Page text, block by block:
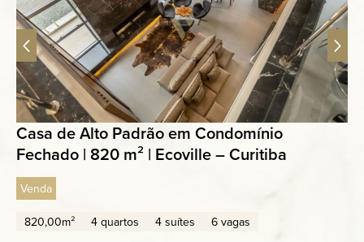
Casa de Alto Padrão em Condomínio
Fechado | 820 m² | Ecoville – Curitiba
Venda
820,00m² 4 quartos 4 suítes 6 vagas